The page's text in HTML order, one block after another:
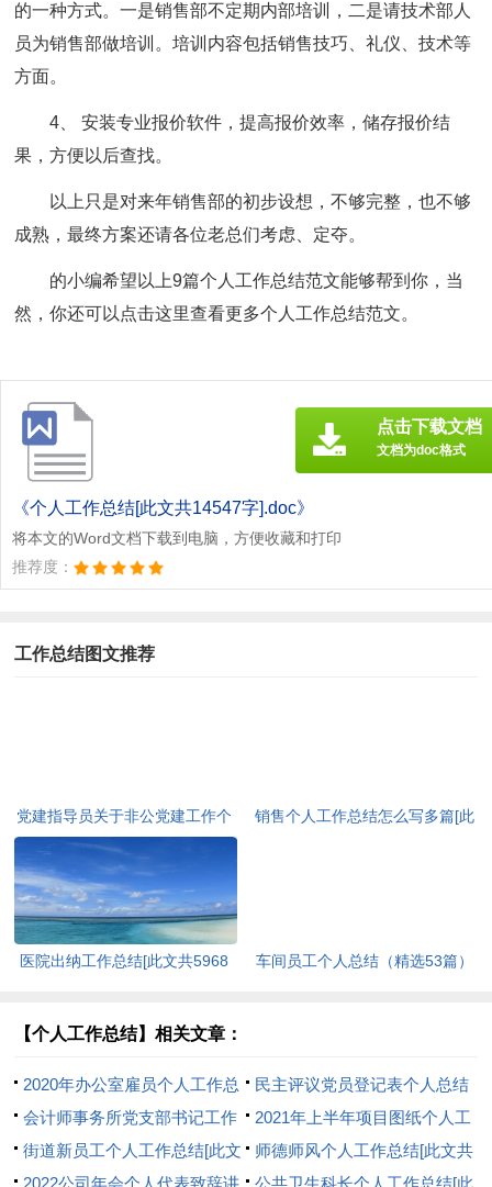
的一种方式。一是销售部不定期内部培训，二是请技术部人
员为销售部做培训。培训内容包括销售技巧、礼仪、技术等
方面。
4、 安装专业报价软件，提高报价效率，储存报价结
果，方便以后查找。
以上只是对来年销售部的初步设想，不够完整，也不够
成熟，最终方案还请各位老总们考虑、定夺。
的小编希望以上9篇个人工作总结范文能够帮到你，当
然，你还可以点击这里查看更多个人工作总结范文。
《个人工作总结[此文共14547字].doc》
将本文的Word文档下载到电脑，方便收藏和打印
推荐度：
点击下载文档
文档为doc格式
工作总结图文推荐
党建指导员关于非公党建工作个
人总结[此文共1214字]
销售个人工作总结怎么写多篇[此
医院出纳工作总结[此文共5968
车间员工个人总结（精选53篇）
【个人工作总结】相关文章：
2020年办公室雇员个人工作总
结[此文共763字]
民主评议党员登记表个人总结
精品[此文共5349字]
会计师事务所党支部书记工作
总结[此文共1316字]
2021年上半年项目图纸个人工
作总结[此文共588字]
街道新员工个人工作总结[此文
师德师风个人工作总结[此文共